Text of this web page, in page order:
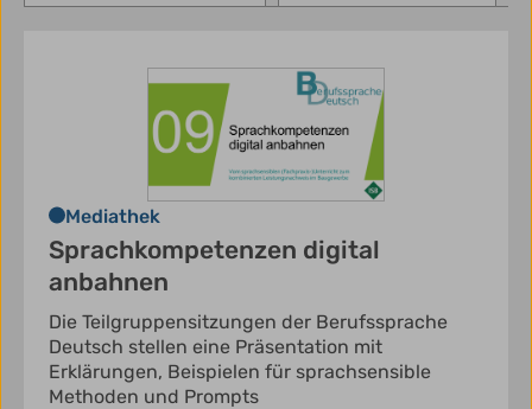
Mediathek
Sprachkompetenzen digital
anbahnen
Die Teilgruppensitzungen der Berufssprache
Deutsch stellen eine Präsentation mit
Erklärungen, Beispielen für sprachsensible
Methoden und Prompts